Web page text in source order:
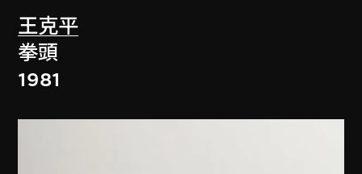
王克平
拳頭
1981